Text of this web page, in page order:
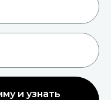
и узнать